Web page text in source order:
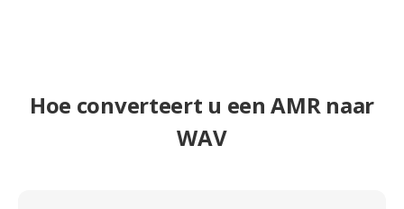
Hoe converteert u een AMR naar
WAV